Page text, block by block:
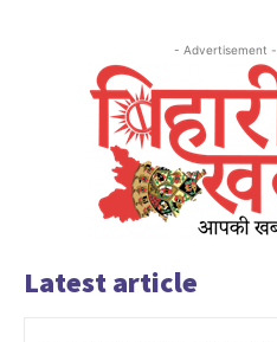
- Advertisement -
Latest article